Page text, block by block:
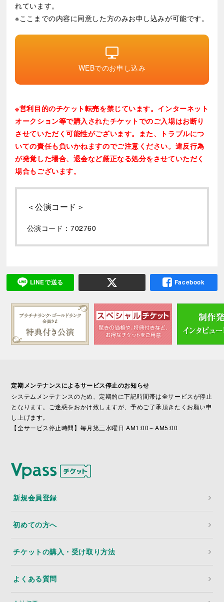
れています。
※ここまでの内容に同意した方のみお申し込みが可能です。
WEBでのお申し込み
※営利目的のチケット転売を禁じています。インターネット
オークション等で購入されたチケットでのご入場はお断り
させていただく可能性がございます。また、トラブルにつ
いての責任も負いかねますのでご注意ください。違反行為
が発覚した場合、退会など厳正なる処分をさせていただく
場合もございます。
＜公演コード＞
公演コード：702760
LINEで送る Facebook
定期メンテナンスによるサービス停止のお知らせ
システムメンテナンスのため、定期的に下記時間帯は全サービスが停止
となります。ご迷惑をおかけ致しますが、予めご了承頂きたくお願い申
し上げます。
【全サービス停止時間】毎月第三水曜日 AM1:00～AM5:00
新規会員登録
初めての方へ
チケットの購入・受け取り方法
よくある質問